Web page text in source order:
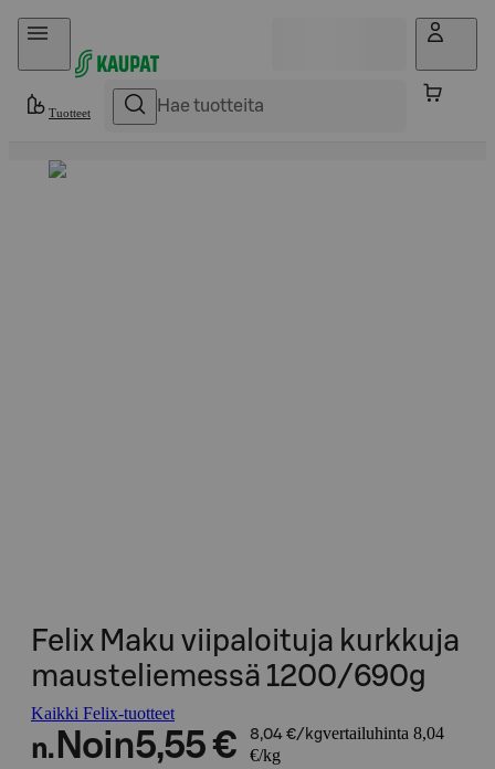
Hyppää sisältöön
Tuotteet
Felix Maku viipaloituja kurkkuja
mausteliemessä 1200/690g
Kaikki Felix-tuotteet
n. Noin5,55 € 8,04 €/kgvertailuhinta 8,04
€/kg